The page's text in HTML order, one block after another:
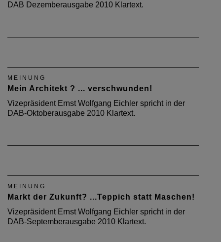
DAB Dezemberausgabe 2010 Klartext.
MEINUNG
Mein Architekt ? ... verschwunden!
Vizepräsident Ernst Wolfgang Eichler spricht in der
DAB-Oktoberausgabe 2010 Klartext.
MEINUNG
Markt der Zukunft? ...Teppich statt Maschen!
Vizepräsident Ernst Wolfgang Eichler spricht in der
DAB-Septemberausgabe 2010 Klartext.